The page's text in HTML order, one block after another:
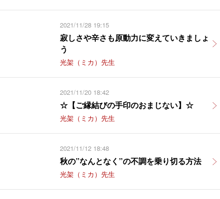
2021/11/28 19:15
寂しさや辛さも原動力に変えていきましょ
う
光架（ミカ）先生
2021/11/20 18:42
☆【ご縁結びの手印のおまじない】☆
光架（ミカ）先生
2021/11/12 18:48
秋の”なんとなく”の不調を乗り切る方法
光架（ミカ）先生